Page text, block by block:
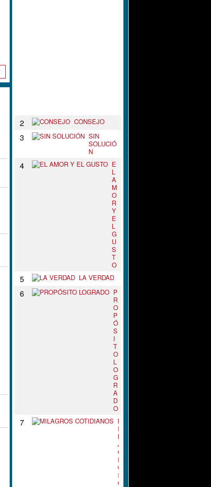
2 CONSEJO
3
SIN
SOLUCIÓ
N
4
E
L
A
M
O
R
Y
E
L
G
U
S
T
O
5 LA VERDAD
6
P
R
O
P
Ó
S
I
T
O
L
O
G
R
A
D
O
7
M
I
L
A
G
R
O
S
C